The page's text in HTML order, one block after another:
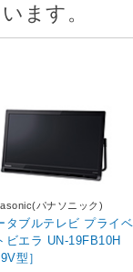
ます。
パナソニック)
タブルテレビ プライベ
ラ UN-19FB10H
型］